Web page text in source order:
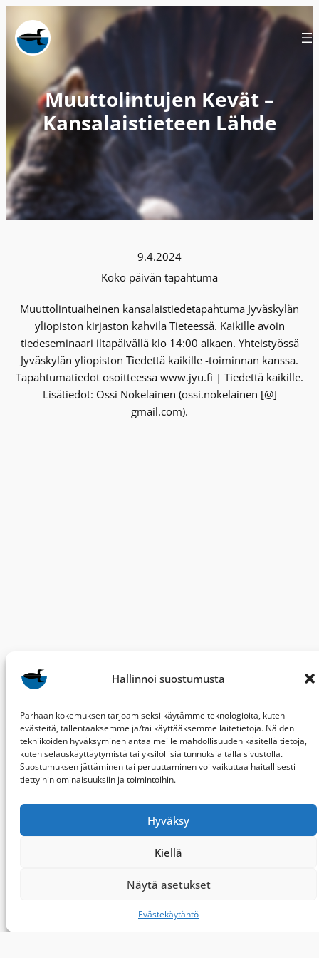
Hallinnoi suostumusta
Parhaan kokemuksen tarjoamiseksi käytämme teknologioita, kuten
evästeitä, tallentaaksemme ja/tai käyttääksemme laitetietoja. Näiden
tekniikoiden hyväksyminen antaa meille mahdollisuuden käsitellä tietoja,
kuten selauskäyttäytymistä tai yksilöllisiä tunnuksia tällä sivustolla.
Suostumuksen jättäminen tai peruuttaminen voi vaikuttaa haitallisesti
tiettyihin ominaisuuksiin ja toimintoihin.
Hyväksy
Kiellä
Näytä asetukset
Evästekäytäntö
sisältöön
Muuttolintujen Kevät –
Kansalaistieteen Lähde
9.4.2024
Koko päivän tapahtuma
Muuttolintuaiheinen kansalaistiedetapahtuma Jyväskylän
yliopiston kirjaston kahvila Tieteessä. Kaikille avoin
tiedeseminaari iltapäivällä klo 14:00 alkaen. Yhteistyössä
Jyväskylän yliopiston Tiedettä kaikille -toiminnan kanssa.
Tapahtumatiedot osoitteessa www.jyu.fi | Tiedettä kaikille.
Lisätiedot: Ossi Nokelainen (ossi.nokelainen [@]
gmail.com).
BirdLife Keski-Suomi
40101 JYVÄSKYLÄ
ksly[@]birdlife.fi